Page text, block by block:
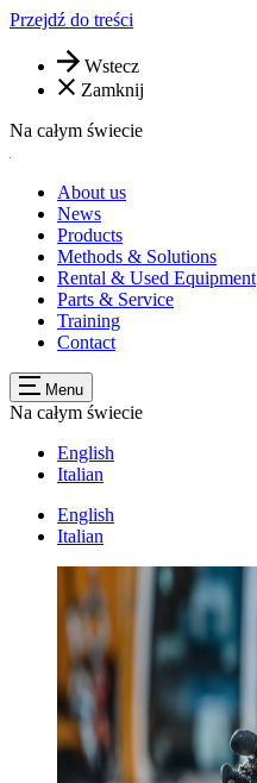
Przejdź do treści
Wstecz
Zamknij
Na całym świecie
About us
News
Products
Methods & Solutions
Rental & Used Equipment
Parts & Service
Training
Contact
Menu
Na całym świecie
English
Italian
English
Italian